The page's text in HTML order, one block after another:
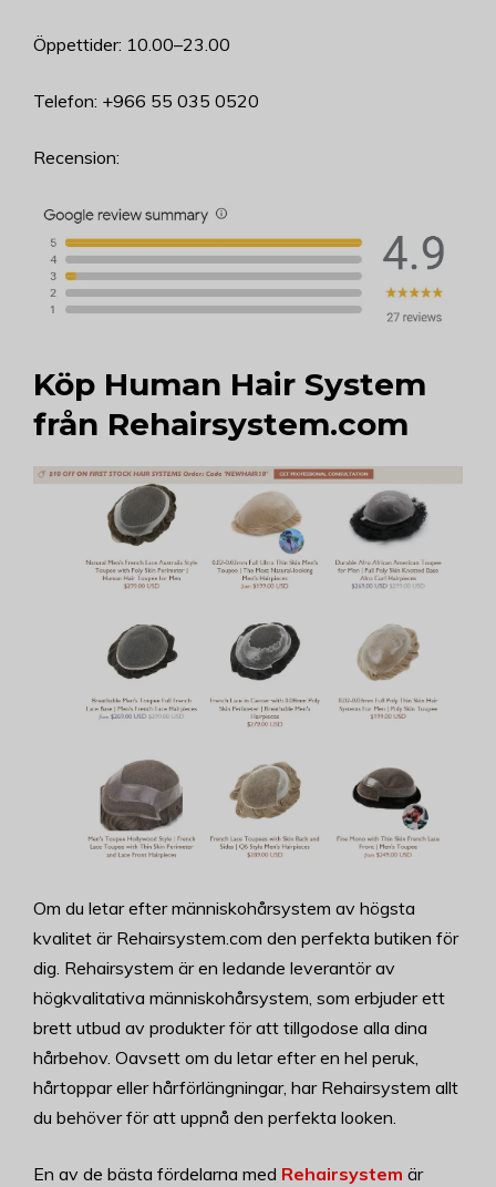
Öppettider: 10.00–23.00
Telefon: +966 55 035 0520
Recension:
Köp Human Hair System
från Rehairsystem.com
Om du letar efter människohårsystem av högsta
kvalitet är Rehairsystem.com den perfekta butiken för
dig. Rehairsystem är en ledande leverantör av
högkvalitativa människohårsystem, som erbjuder ett
brett utbud av produkter för att tillgodose alla dina
hårbehov. Oavsett om du letar efter en hel peruk,
hårtoppar eller hårförlängningar, har Rehairsystem allt
du behöver för att uppnå den perfekta looken.
En av de bästa fördelarna med Rehairsystem är